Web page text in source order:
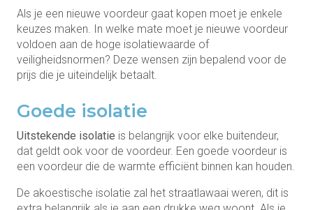
Als je een nieuwe voordeur gaat kopen moet je enkele
keuzes maken. In welke mate moet je nieuwe voordeur
voldoen aan de hoge isolatiewaarde of
veiligheidsnormen? Deze wensen zijn bepalend voor de
prijs die je uiteindelijk betaalt.
Goede isolatie
Uitstekende isolatie is belangrijk voor elke buitendeur,
dat geldt ook voor de voordeur. Een goede voordeur is
een voordeur die de warmte efficiënt binnen kan houden.
De akoestische isolatie zal het straatlawaai weren, dit is